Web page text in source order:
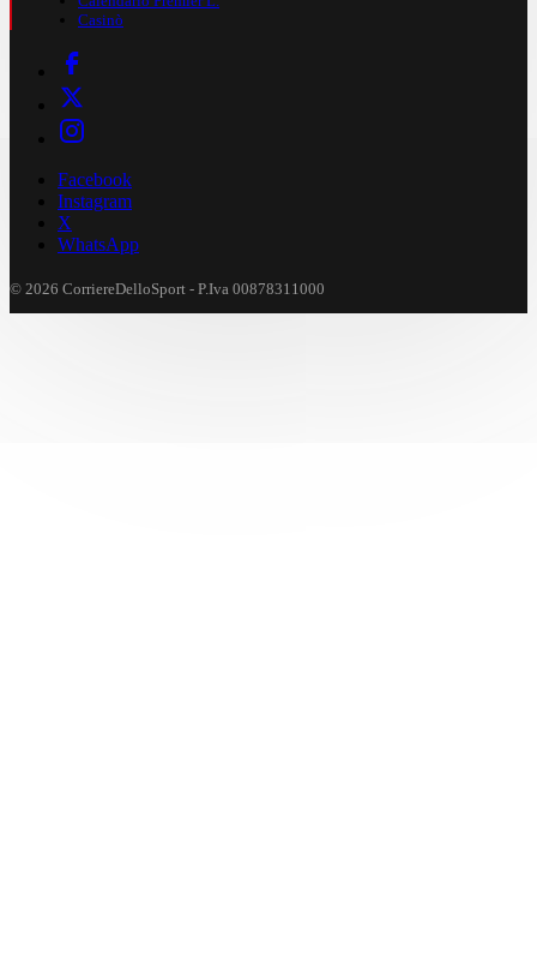
Casinò
Facebook
Instagram
X
WhatsApp
© 2026 CorriereDelloSport - P.Iva 00878311000